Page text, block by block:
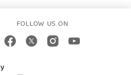
FOLLOW US ON